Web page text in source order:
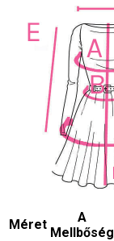
Méret
A
Mellbőség